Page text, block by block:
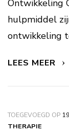
Ontwikkeling
hulpmiddel
ontwikkeling
LEES MEER
TOEGEVOEGD OP
THERAPIE